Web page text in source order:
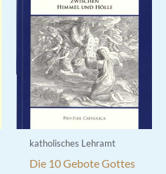
katholisches Lehramt
Die 10 Gebote Gottes